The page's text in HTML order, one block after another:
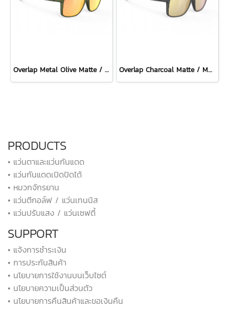
Overlap Metal Olive Matte / Multilaser Orange Overlap Charcoal Matte / Multilaser Gold
PRODUCTS
• แว่นตาและแว่นกันแดด
• แว่นกันแดดเปิดปิดได้
• หมวกจักรยาน
• แว่นตีกอล์ฟ / แว่นเทนนิส
• แว่นปรับแสง / แว่นเซฟตี้
SUPPORT
• แจ้งการชำระเงิน
• การประกันสินค้า
• นโยบายการใช้งานบนเว็บไซต์
• นโยบายความเป็นส่วนตัว
• นโยบายการคืนสินค้าและขอเงินคืน